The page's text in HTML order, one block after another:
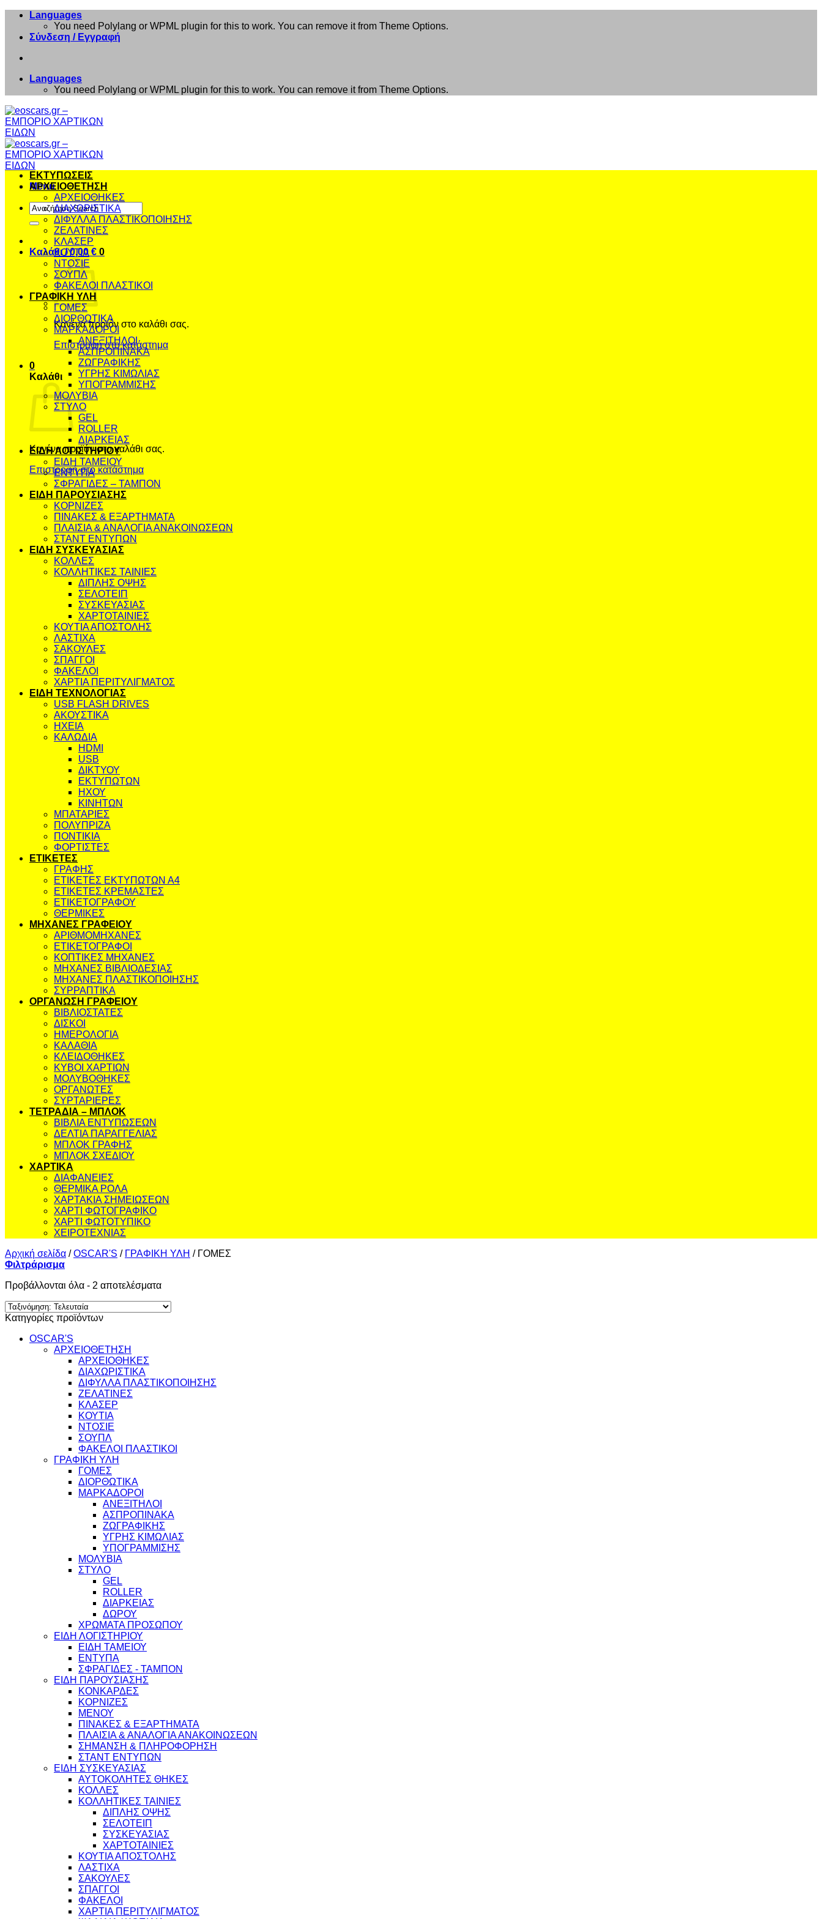
Μετάβαση
περιεχόμενο
Languages
You need Polylang or WPML plugin for this to work. You can remove it from Theme Options.
Σύνδεση / Εγγραφή
Languages
You need Polylang or WPML plugin for this to work. You can remove it from Theme Options.
Menu
Αναζήτηση
για:
Καλάθι /0,00 € 0
Κανένα προϊόν στο καλάθι σας.
Επιστροφή στο κατάστημα
0
Καλάθι
Κανένα προϊόν στο καλάθι σας.
Επιστροφή στο κατάστημα
ΕΚΤΥΠΩΣΕΙΣ
ΑΡΧΕΙΟΘΕΤΗΣΗ
ΑΡΧΕΙΟΘΗΚΕΣ
ΔΙΑΧΩΡΙΣΤΙΚΑ
ΔΙΦΥΛΛΑ ΠΛΑΣΤΙΚΟΠΟΙΗΣΗΣ
ΖΕΛΑΤΙΝΕΣ
ΚΛΑΣΕΡ
ΚΟΥΤΙΑ
ΝΤΟΣΙΕ
ΣΟΥΠΛ
ΦΑΚΕΛΟΙ ΠΛΑΣΤΙΚΟΙ
ΓΡΑΦΙΚΗ ΥΛΗ
ΓΟΜΕΣ
ΔΙΟΡΘΩΤΙΚΑ
ΜΑΡΚΑΔΟΡΟΙ
ΑΝΕΞΙΤΗΛΟΙ
ΑΣΠΡΟΠΙΝΑΚΑ
ΖΩΓΡΑΦΙΚΗΣ
ΥΓΡΗΣ ΚΙΜΩΛΙΑΣ
ΥΠΟΓΡΑΜΜΙΣΗΣ
ΜΟΛΥΒΙΑ
ΣΤΥΛΟ
GEL
ROLLER
ΔΙΑΡΚΕΙΑΣ
ΕΙΔΗ ΛΟΓΙΣΤΗΡΙΟΥ
ΕΙΔΗ ΤΑΜΕΙΟΥ
ΕΝΤΥΠΑ
ΣΦΡΑΓΙΔΕΣ – ΤΑΜΠΟΝ
ΕΙΔΗ ΠΑΡΟΥΣΙΑΣΗΣ
ΚΟΡΝΙΖΕΣ
ΠΙΝΑΚΕΣ & ΕΞΑΡΤΗΜΑΤΑ
ΠΛΑΙΣΙΑ & ΑΝΑΛΟΓΙΑ ΑΝΑΚΟΙΝΩΣΕΩΝ
ΣΤΑΝΤ ΕΝΤΥΠΩΝ
ΕΙΔΗ ΣΥΣΚΕΥΑΣΙΑΣ
ΚΟΛΛΕΣ
ΚΟΛΛΗΤΙΚΕΣ ΤΑΙΝΙΕΣ
ΔΙΠΛΗΣ ΟΨΗΣ
ΣΕΛΟΤΕΙΠ
ΣΥΣΚΕΥΑΣΙΑΣ
ΧΑΡΤΟΤΑΙΝΙΕΣ
ΚΟΥΤΙΑ ΑΠΟΣΤΟΛΗΣ
ΛΑΣΤΙΧΑ
ΣΑΚΟΥΛΕΣ
ΣΠΑΓΓΟΙ
ΦΑΚΕΛΟΙ
ΧΑΡΤΙΑ ΠΕΡΙΤΥΛΙΓΜΑΤΟΣ
ΕΙΔΗ ΤΕΧΝΟΛΟΓΙΑΣ
USB FLASH DRIVES
ΑΚΟΥΣΤΙΚΑ
ΗΧΕΙΑ
ΚΑΛΩΔΙΑ
HDMI
USB
ΔΙΚΤΥΟΥ
ΕΚΤΥΠΩΤΩΝ
ΗΧΟΥ
ΚΙΝΗΤΩΝ
ΜΠΑΤΑΡΙΕΣ
ΠΟΛΥΠΡΙΖΑ
ΠΟΝΤΙΚΙΑ
ΦΟΡΤΙΣΤΕΣ
ΕΤΙΚΕΤΕΣ
ΓΡΑΦΗΣ
ΕΤΙΚΕΤΕΣ ΕΚΤΥΠΩΤΩΝ Α4
ΕΤΙΚΕΤΕΣ ΚΡΕΜΑΣΤΕΣ
ΕΤΙΚΕΤΟΓΡΑΦΟΥ
ΘΕΡΜΙΚΕΣ
ΜΗΧΑΝΕΣ ΓΡΑΦΕΙΟΥ
ΑΡΙΘΜΟΜΗΧΑΝΕΣ
ΕΤΙΚΕΤΟΓΡΑΦΟΙ
ΚΟΠΤΙΚΕΣ ΜΗΧΑΝΕΣ
ΜΗΧΑΝΕΣ ΒΙΒΛΙΟΔΕΣΙΑΣ
ΜΗΧΑΝΕΣ ΠΛΑΣΤΙΚΟΠΟΙΗΣΗΣ
ΣΥΡΡΑΠΤΙΚΑ
ΟΡΓΑΝΩΣΗ ΓΡΑΦΕΙΟΥ
ΒΙΒΛΙΟΣΤΑΤΕΣ
ΔΙΣΚΟΙ
ΗΜΕΡΟΛΟΓΙΑ
ΚΑΛΑΘΙΑ
ΚΛΕΙΔΟΘΗΚΕΣ
ΚΥΒΟΙ ΧΑΡΤΙΩΝ
ΜΟΛΥΒΟΘΗΚΕΣ
ΟΡΓΑΝΩΤΕΣ
ΣΥΡΤΑΡΙΕΡΕΣ
ΤΕΤΡΑΔΙΑ – ΜΠΛΟΚ
ΒΙΒΛΙΑ ΕΝΤΥΠΩΣΕΩΝ
ΔΕΛΤΙΑ ΠΑΡΑΓΓΕΛΙΑΣ
ΜΠΛΟΚ ΓΡΑΦΗΣ
ΜΠΛΟΚ ΣΧΕΔΙΟΥ
ΧΑΡΤΙΚΑ
ΔΙΑΦΑΝΕΙΕΣ
ΘΕΡΜΙΚΑ ΡΟΛΑ
ΧΑΡΤΑΚΙΑ ΣΗΜΕΙΩΣΕΩΝ
ΧΑΡΤΙ ΦΩΤΟΓΡΑΦΙΚΟ
ΧΑΡΤΙ ΦΩΤΟΤΥΠΙΚΟ
ΧΕΙΡΟΤΕΧΝΙΑΣ
Αρχική σελίδα / OSCAR'S / ΓΡΑΦΙΚΗ ΥΛΗ /ΓΟΜΕΣ
Φιλτράρισμα
Προβάλλονται όλα - 2 αποτελέσματαSorted
latest
Κατηγορίες προϊόντων
OSCAR'S
ΑΡΧΕΙΟΘΕΤΗΣΗ
ΑΡΧΕΙΟΘΗΚΕΣ
ΔΙΑΧΩΡΙΣΤΙΚΑ
ΔΙΦΥΛΛΑ ΠΛΑΣΤΙΚΟΠΟΙΗΣΗΣ
ΖΕΛΑΤΙΝΕΣ
ΚΛΑΣΕΡ
ΚΟΥΤΙΑ
ΝΤΟΣΙΕ
ΣΟΥΠΛ
ΦΑΚΕΛΟΙ ΠΛΑΣΤΙΚΟΙ
ΓΡΑΦΙΚΗ ΥΛΗ
ΓΟΜΕΣ
ΔΙΟΡΘΩΤΙΚΑ
ΜΑΡΚΑΔΟΡΟΙ
ΑΝΕΞΙΤΗΛΟΙ
ΑΣΠΡΟΠΙΝΑΚΑ
ΖΩΓΡΑΦΙΚΗΣ
ΥΓΡΗΣ ΚΙΜΩΛΙΑΣ
ΥΠΟΓΡΑΜΜΙΣΗΣ
ΜΟΛΥΒΙΑ
ΣΤΥΛΟ
GEL
ROLLER
ΔΙΑΡΚΕΙΑΣ
ΔΩΡΟΥ
ΧΡΩΜΑΤΑ ΠΡΟΣΩΠΟΥ
ΕΙΔΗ ΛΟΓΙΣΤΗΡΙΟΥ
ΕΙΔΗ ΤΑΜΕΙΟΥ
ΕΝΤΥΠΑ
ΣΦΡΑΓΙΔΕΣ - ΤΑΜΠΟΝ
ΕΙΔΗ ΠΑΡΟΥΣΙΑΣΗΣ
ΚΟΝΚΑΡΔΕΣ
ΚΟΡΝΙΖΕΣ
ΜΕΝΟΥ
ΠΙΝΑΚΕΣ & ΕΞΑΡΤΗΜΑΤΑ
ΠΛΑΙΣΙΑ & ΑΝΑΛΟΓΙΑ ΑΝΑΚΟΙΝΩΣΕΩΝ
ΣΗΜΑΝΣΗ & ΠΛΗΡΟΦΟΡΗΣΗ
ΣΤΑΝΤ ΕΝΤΥΠΩΝ
ΕΙΔΗ ΣΥΣΚΕΥΑΣΙΑΣ
ΑΥΤΟΚΟΛΗΤΕΣ ΘΗΚΕΣ
ΚΟΛΛΕΣ
ΚΟΛΛΗΤΙΚΕΣ ΤΑΙΝΙΕΣ
ΔΙΠΛΗΣ ΟΨΗΣ
ΣΕΛΟΤΕΙΠ
ΣΥΣΚΕΥΑΣΙΑΣ
ΧΑΡΤΟΤΑΙΝΙΕΣ
ΚΟΥΤΙΑ ΑΠΟΣΤΟΛΗΣ
ΛΑΣΤΙΧΑ
ΣΑΚΟΥΛΕΣ
ΣΠΑΓΓΟΙ
ΦΑΚΕΛΟΙ
ΧΑΡΤΙΑ ΠΕΡΙΤΥΛΙΓΜΑΤΟΣ